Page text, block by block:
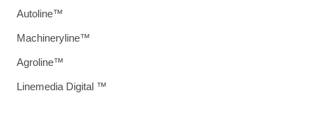
Autoline™
Machineryline™
Agroline™
Linemedia Digital ™